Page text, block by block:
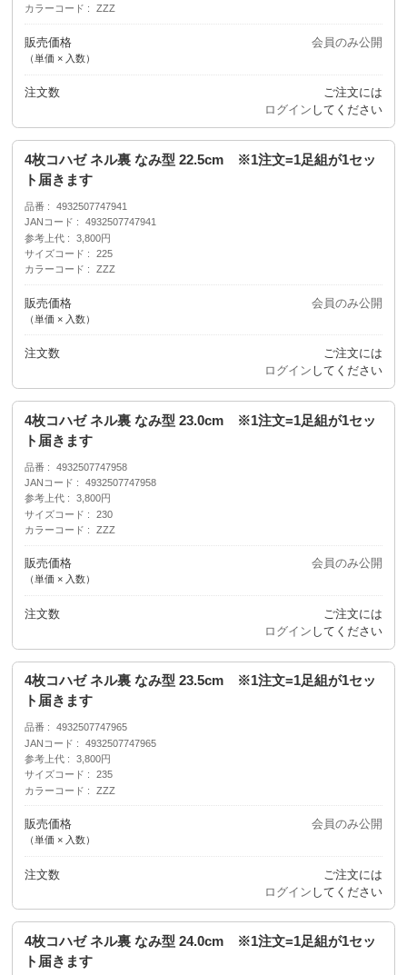
カラーコード
ZZZ
販売価格
（単価 × 入数）
会員のみ公開
注文数
ご注文には
ログイン してください
4枚コハゼ ネル裏 なみ型 22.5cm ※1注文=1足組が1セッ
ト届きます
品番
4932507747941
JANコード
4932507747941
参考上代
3,800円
サイズコード
225
カラーコード
ZZZ
販売価格
（単価 × 入数）
会員のみ公開
注文数
ご注文には
ログイン してください
4枚コハゼ ネル裏 なみ型 23.0cm ※1注文=1足組が1セッ
ト届きます
品番
4932507747958
JANコード
4932507747958
参考上代
3,800円
サイズコード
230
カラーコード
ZZZ
販売価格
（単価 × 入数）
会員のみ公開
注文数
ご注文には
ログイン してください
4枚コハゼ ネル裏 なみ型 23.5cm ※1注文=1足組が1セッ
ト届きます
品番
4932507747965
JANコード
4932507747965
参考上代
3,800円
サイズコード
235
カラーコード
ZZZ
販売価格
（単価 × 入数）
会員のみ公開
注文数
ご注文には
ログイン してください
4枚コハゼ ネル裏 なみ型 24.0cm ※1注文=1足組が1セッ
ト届きます